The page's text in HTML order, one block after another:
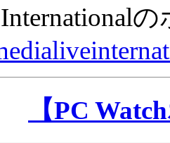
【PC